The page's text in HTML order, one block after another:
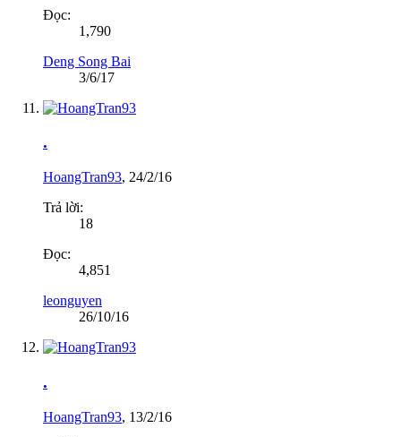
Đọc:
1,790
Deng Song Bai
3/6/17
.
HoangTran93, 24/2/16
Trả lời:
18
Đọc:
4,851
leonguyen
26/10/16
.
HoangTran93, 13/2/16